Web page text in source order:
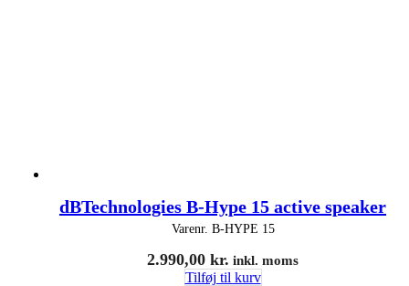
dBTechnologies B-Hype 15 active speaker
Varenr. B-HYPE 15
2.990,00 kr. inkl. moms
Tilføj til kurv